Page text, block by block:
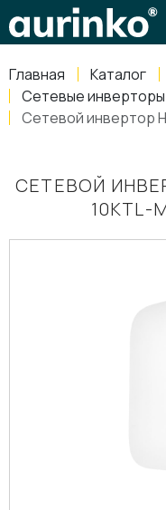
Главная Каталог
Сетевые инверторы
Сетевой инвертор
СЕТЕВОЙ
10KTL-
Россия, Свердловская
8-800-770-79-40